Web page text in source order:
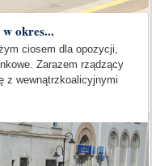
w okres...
ciosem dla opozycji,
Zarazem rządzący
z wewnątrzkoalicyjnymi